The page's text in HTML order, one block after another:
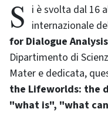
Si è svolta dal 16 al 19 luglio, la 35ma conferenza internazionale
for Dialogue
Dipartimento di
Mater e dedicata,
the Lifeworlds: the
"what is", "what